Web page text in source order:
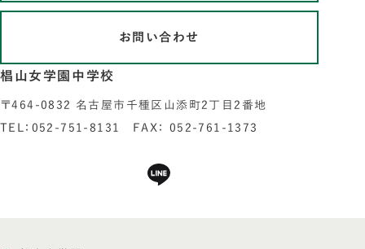
お問い合わせ
椙山女学園中学校
〒464-0832 名古屋市千種区山添町2丁目2番地
TEL：052-751-8131 FAX： 052-761-1373